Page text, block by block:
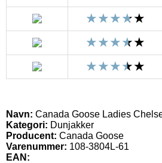
Navn: Canada Goose Ladies
Kategori: Dunjakker
Producent: Canada Goose
Varenummer: 108-3804L-61
EAN: